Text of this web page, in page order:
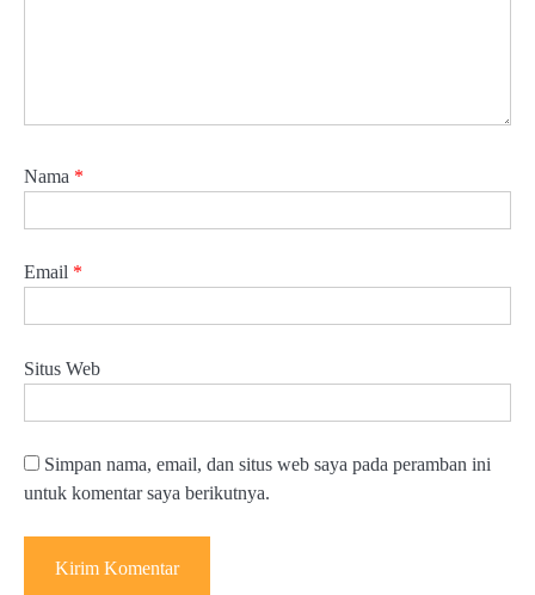
Nama *
Email *
Situs Web
Simpan nama, email, dan situs web saya pada peramban ini
untuk komentar saya berikutnya.